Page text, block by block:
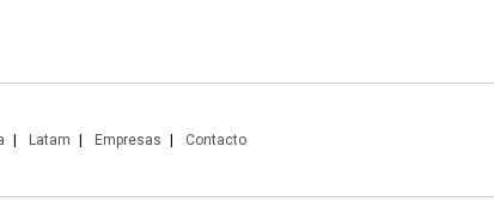
Latam Empresas Contacto